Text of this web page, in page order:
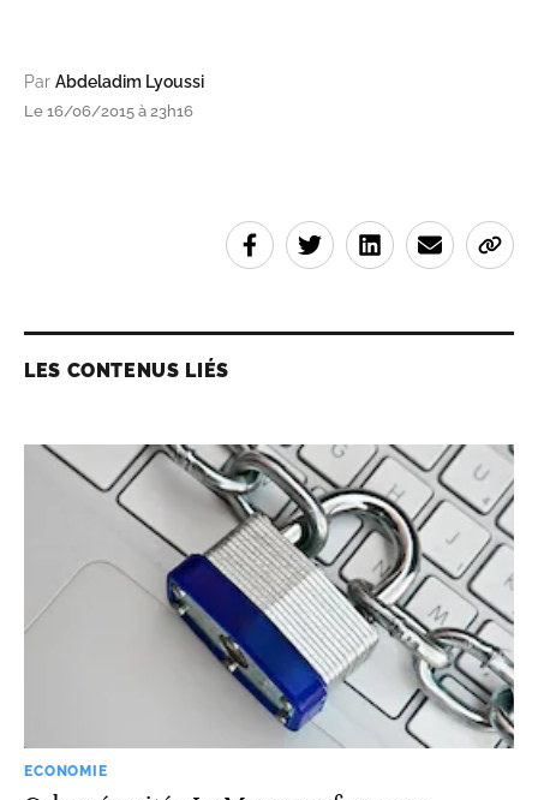
Par Abdeladim Lyoussi
Le 16/06/2015 à 23h16
LES CONTENUS LIÉS
ECONOMIE